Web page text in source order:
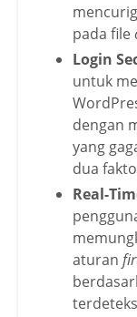
pada file
Login
untuk
dengan
yang
dua
Real-
aturan